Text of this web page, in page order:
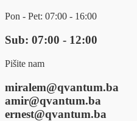
Pon - Pet: 07:00 - 16:00
Sub: 07:00 - 12:00
Pišite nam
miralem@qvantum.ba
amir@qvantum.ba
ernest@qvantum.ba